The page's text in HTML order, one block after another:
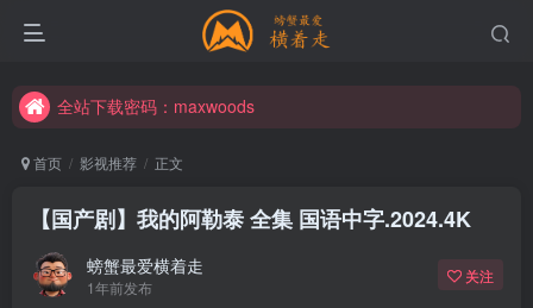
全站下载密码：maxwoods
首页 影视推荐 正文
【国产剧】我的阿勒泰 全集 国语中字.2024.4K
螃蟹最爱横着走
1年前发布
关注